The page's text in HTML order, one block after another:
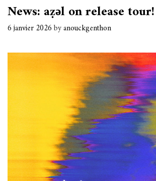
News: aẓǝl on release tour!
6 janvier 2026byanouckgenthon